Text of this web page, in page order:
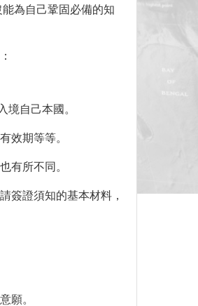
為自己鞏固必備的知
自己本國。
效期等等。
有所不同。
簽證須知的基本材料，
願。